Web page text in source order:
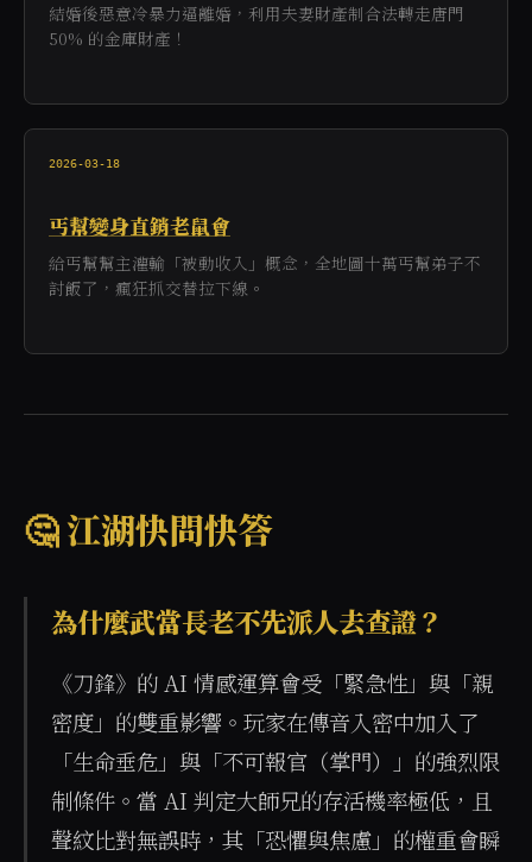
結婚後惡意冷暴力逼離婚，利用夫妻財產制合法轉走唐門
50% 的金庫財產！
2026-03-18
丐幫變身直銷老鼠會
給丐幫幫主灌輸「被動收入」概念，全地圖十萬丐幫弟子不
討飯了，瘋狂抓交替拉下線。
🤔 江湖快問快答
為什麼武當長老不先派人去查證？
《刀鋒》的 AI 情感運算會受「緊急性」與「親
密度」的雙重影響。玩家在傳音入密中加入了
「生命垂危」與「不可報官（掌門）」的強烈限
制條件。當 AI 判定大師兄的存活機率極低，且
聲紋比對無誤時，其「恐懼與焦慮」的權重會瞬